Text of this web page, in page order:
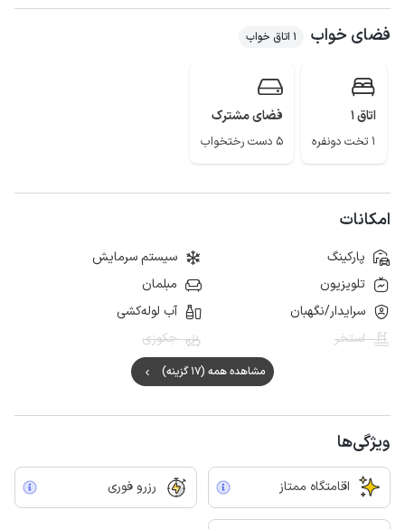
فضای خواب 1 اتاق خواب
اتاق 1
1 تخت دونفره
فضای مشترک
5 دست رختخواب
امکانات
پارکینگ
سیستم سرمایش
تلویزیون
مبلمان
سرایدار/نگهبان
آب لوله‌کشی
استخر
جکوزی
مشاهده همه (17 گزینه)
ویژگی‌ها
اقامتگاه ممتاز رزرو فوری